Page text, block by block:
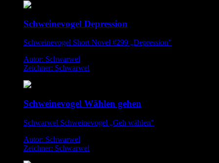
Schweinevogel Depression
Schweinevogel Short Novel #299 „Depression”
Autor: Schwarwel
Zeichner: Schwarwel
Schweinevogel Wählen gehen
Schwarwel Schweinevogel „Geh wählen"
Autor: Schwarwel
Zeichner: Schwarwel